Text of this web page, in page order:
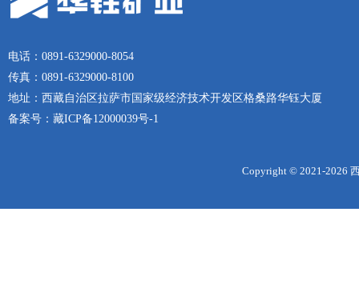
电话：0891-6329000-8054
传真：0891-6329000-8100
地址：西藏自治区拉萨市国家级经济技术开发区格桑路华钰大厦
备案号： 藏ICP备12000039号-1
Copyright © 2021-2026